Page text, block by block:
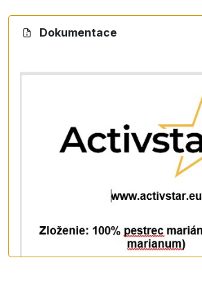
Dokumentace